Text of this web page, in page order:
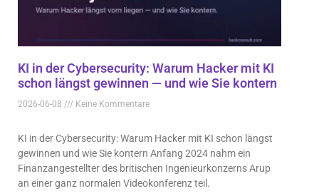
KI in der Cybersecurity: Warum Hacker mit KI
schon längst gewinnen — und wie Sie kontern
2026-06-08 Keine Kommentare
KI in der Cybersecurity: Warum Hacker mit KI schon längst
gewinnen und wie Sie kontern Anfang 2024 nahm ein
Finanzangestellter des britischen Ingenieurkonzerns Arup
an einer ganz normalen Videokonferenz teil.